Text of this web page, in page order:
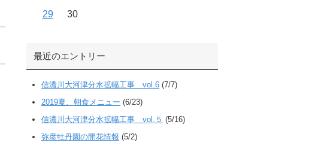
29
30
最近のエントリー
信濃川大河津分水拡幅工事 vol.6 (7/7)
2019夏、朝食メニュー (6/23)
信濃川大河津分水拡幅工事 vol.５ (5/16)
弥彦牡丹園の開花情報 (5/2)